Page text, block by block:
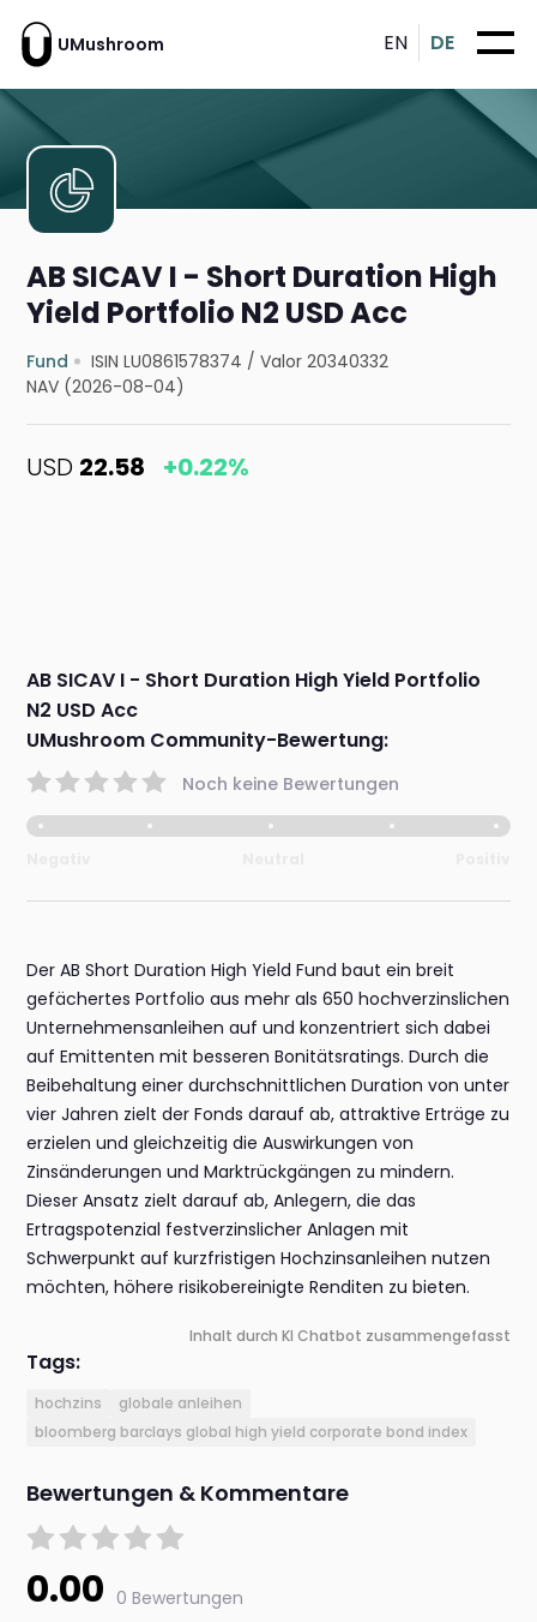
UMushroom EN DE
AB SICAV I - Short Duration High
Yield Portfolio N2 USD Acc
Fund ISIN LU0861578374 /Valor 20340332
NAV (2026-08-04)
USD 22.58 +0.22%
AB SICAV I - Short Duration High Yield Portfolio
N2 USD Acc
UMushroom Community-Bewertung:
Noch keine Bewertungen
Der AB Short Duration High Yield Fund baut ein breit
gefächertes Portfolio aus mehr als 650 hochverzinslichen
Unternehmensanleihen auf und konzentriert sich dabei
auf Emittenten mit besseren Bonitätsratings. Durch die
Beibehaltung einer durchschnittlichen Duration von unter
vier Jahren zielt der Fonds darauf ab, attraktive Erträge zu
erzielen und gleichzeitig die Auswirkungen von
Zinsänderungen und Marktrückgängen zu mindern.
Dieser Ansatz zielt darauf ab, Anlegern, die das
Ertragspotenzial festverzinslicher Anlagen mit
Schwerpunkt auf kurzfristigen Hochzinsanleihen nutzen
möchten, höhere risikobereinigte Renditen zu bieten.
Inhalt durch KI Chatbot zusammengefasst
Tags:
hochzins
globale anleihen
bloomberg barclays global high yield corporate bond index
Bewertungen & Kommentare
0.00 0 Bewertungen